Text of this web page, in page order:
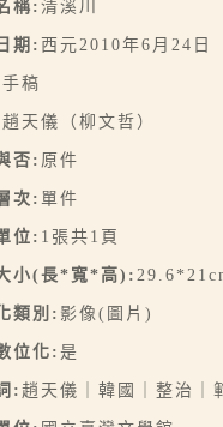
稱:清溪川
期: 西元2010年6月24日
手稿
趙天儀（柳文哲）
否: 原件
次: 單件
位: 1張共1頁
小(長*寬*高):
類別: 影像(圖片)
位化: 是
: 趙天儀｜韓國｜整治｜